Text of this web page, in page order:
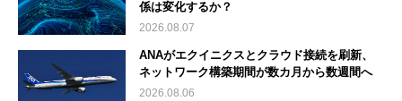
係は変化するか？
2026.08.07
ANAがエクイニクスとクラウド接続を刷新、
ネットワーク構築期間が数カ月から数週間へ
2026.08.06